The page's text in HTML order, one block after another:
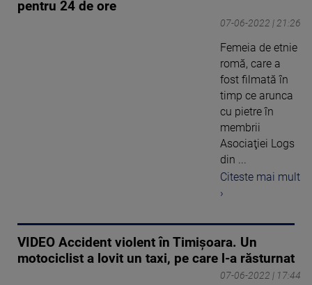
pentru 24 de ore
07-06-2022 | 21:26
Femeia de etnie
romă, care a
fost filmată în
timp ce arunca
cu pietre în
membrii
Asociaţiei Logs
din ...
Citeste mai mult
›
VIDEO Accident violent în Timișoara. Un
motociclist a lovit un taxi, pe care l-a răsturnat
07-06-2022 | 17:44